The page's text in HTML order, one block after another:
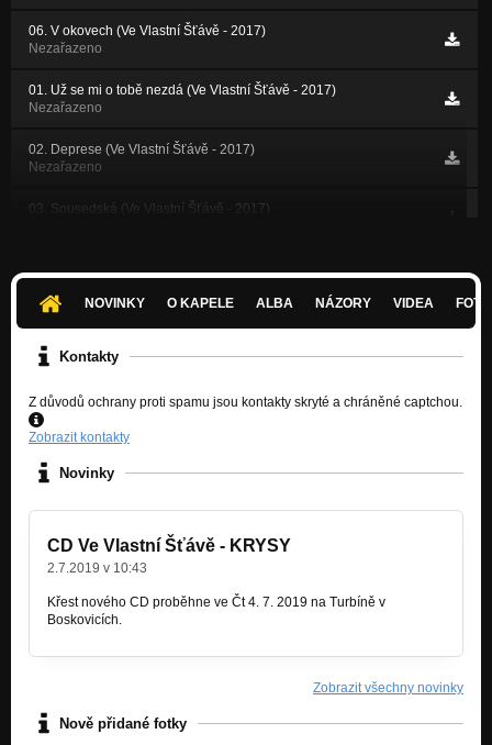
06. V okovech (Ve Vlastní Šťávě - 2017)
Nezařazeno
01. Už se mi o tobě nezdá (Ve Vlastní Šťávě - 2017)
Nezařazeno
02. Deprese (Ve Vlastní Šťávě - 2017)
Nezařazeno
03. Sousedská (Ve Vlastní Šťávě - 2017)
05. Zeď (Ve Vlastní Šťávě - 2017)
Nezařazeno
Nezařazeno
Kocovina (live Sklepy během festivalu 2017)
Nezařazeno
Obchod se strachem (live Sklepy)
NOVINKY O KAPELE ALBA NÁZORY VIDEA
Kontakty
Z důvodů ochrany proti spamu jsou kontakty skryté a chráněné captchou.
Zobrazit kontakty
Novinky
CD Ve Vlastní Šťávě - KRYSY
2.7.2019 v 10:43
Křest nového CD proběhne ve Čt 4. 7. 2019 na Turbíně v
Boskovicích.
Zobrazit všechny novinky
Nově přidané fotky